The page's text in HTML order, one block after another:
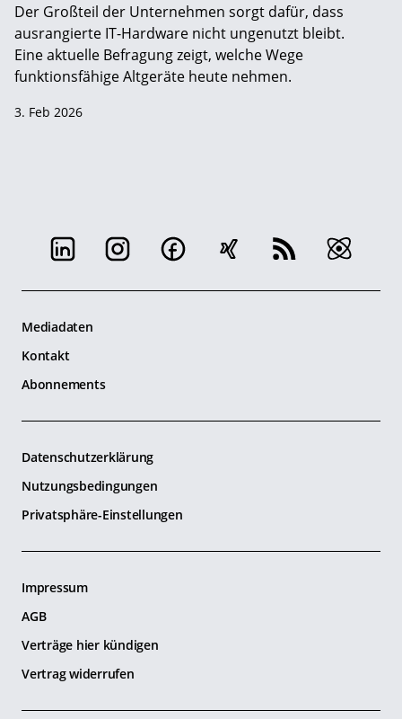
Der Großteil der Unternehmen sorgt dafür, dass
ausrangierte IT-Hardware nicht ungenutzt bleibt.
Eine aktuelle Befragung zeigt, welche Wege
funktionsfähige Altgeräte heute nehmen.
3. Feb 2026
Mediadaten
Kontakt
Abonnements
Datenschutzerklärung
Nutzungsbedingungen
Privatsphäre-Einstellungen
Impressum
AGB
Verträge hier kündigen
Vertrag widerrufen